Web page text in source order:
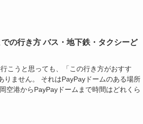
の行き方 バス・地下鉄・タクシーど
こうと思っても、「この行き方がおすす
りません。 それはPayPayドームのある場所
空港からPayPayドームまで時間はどれくら